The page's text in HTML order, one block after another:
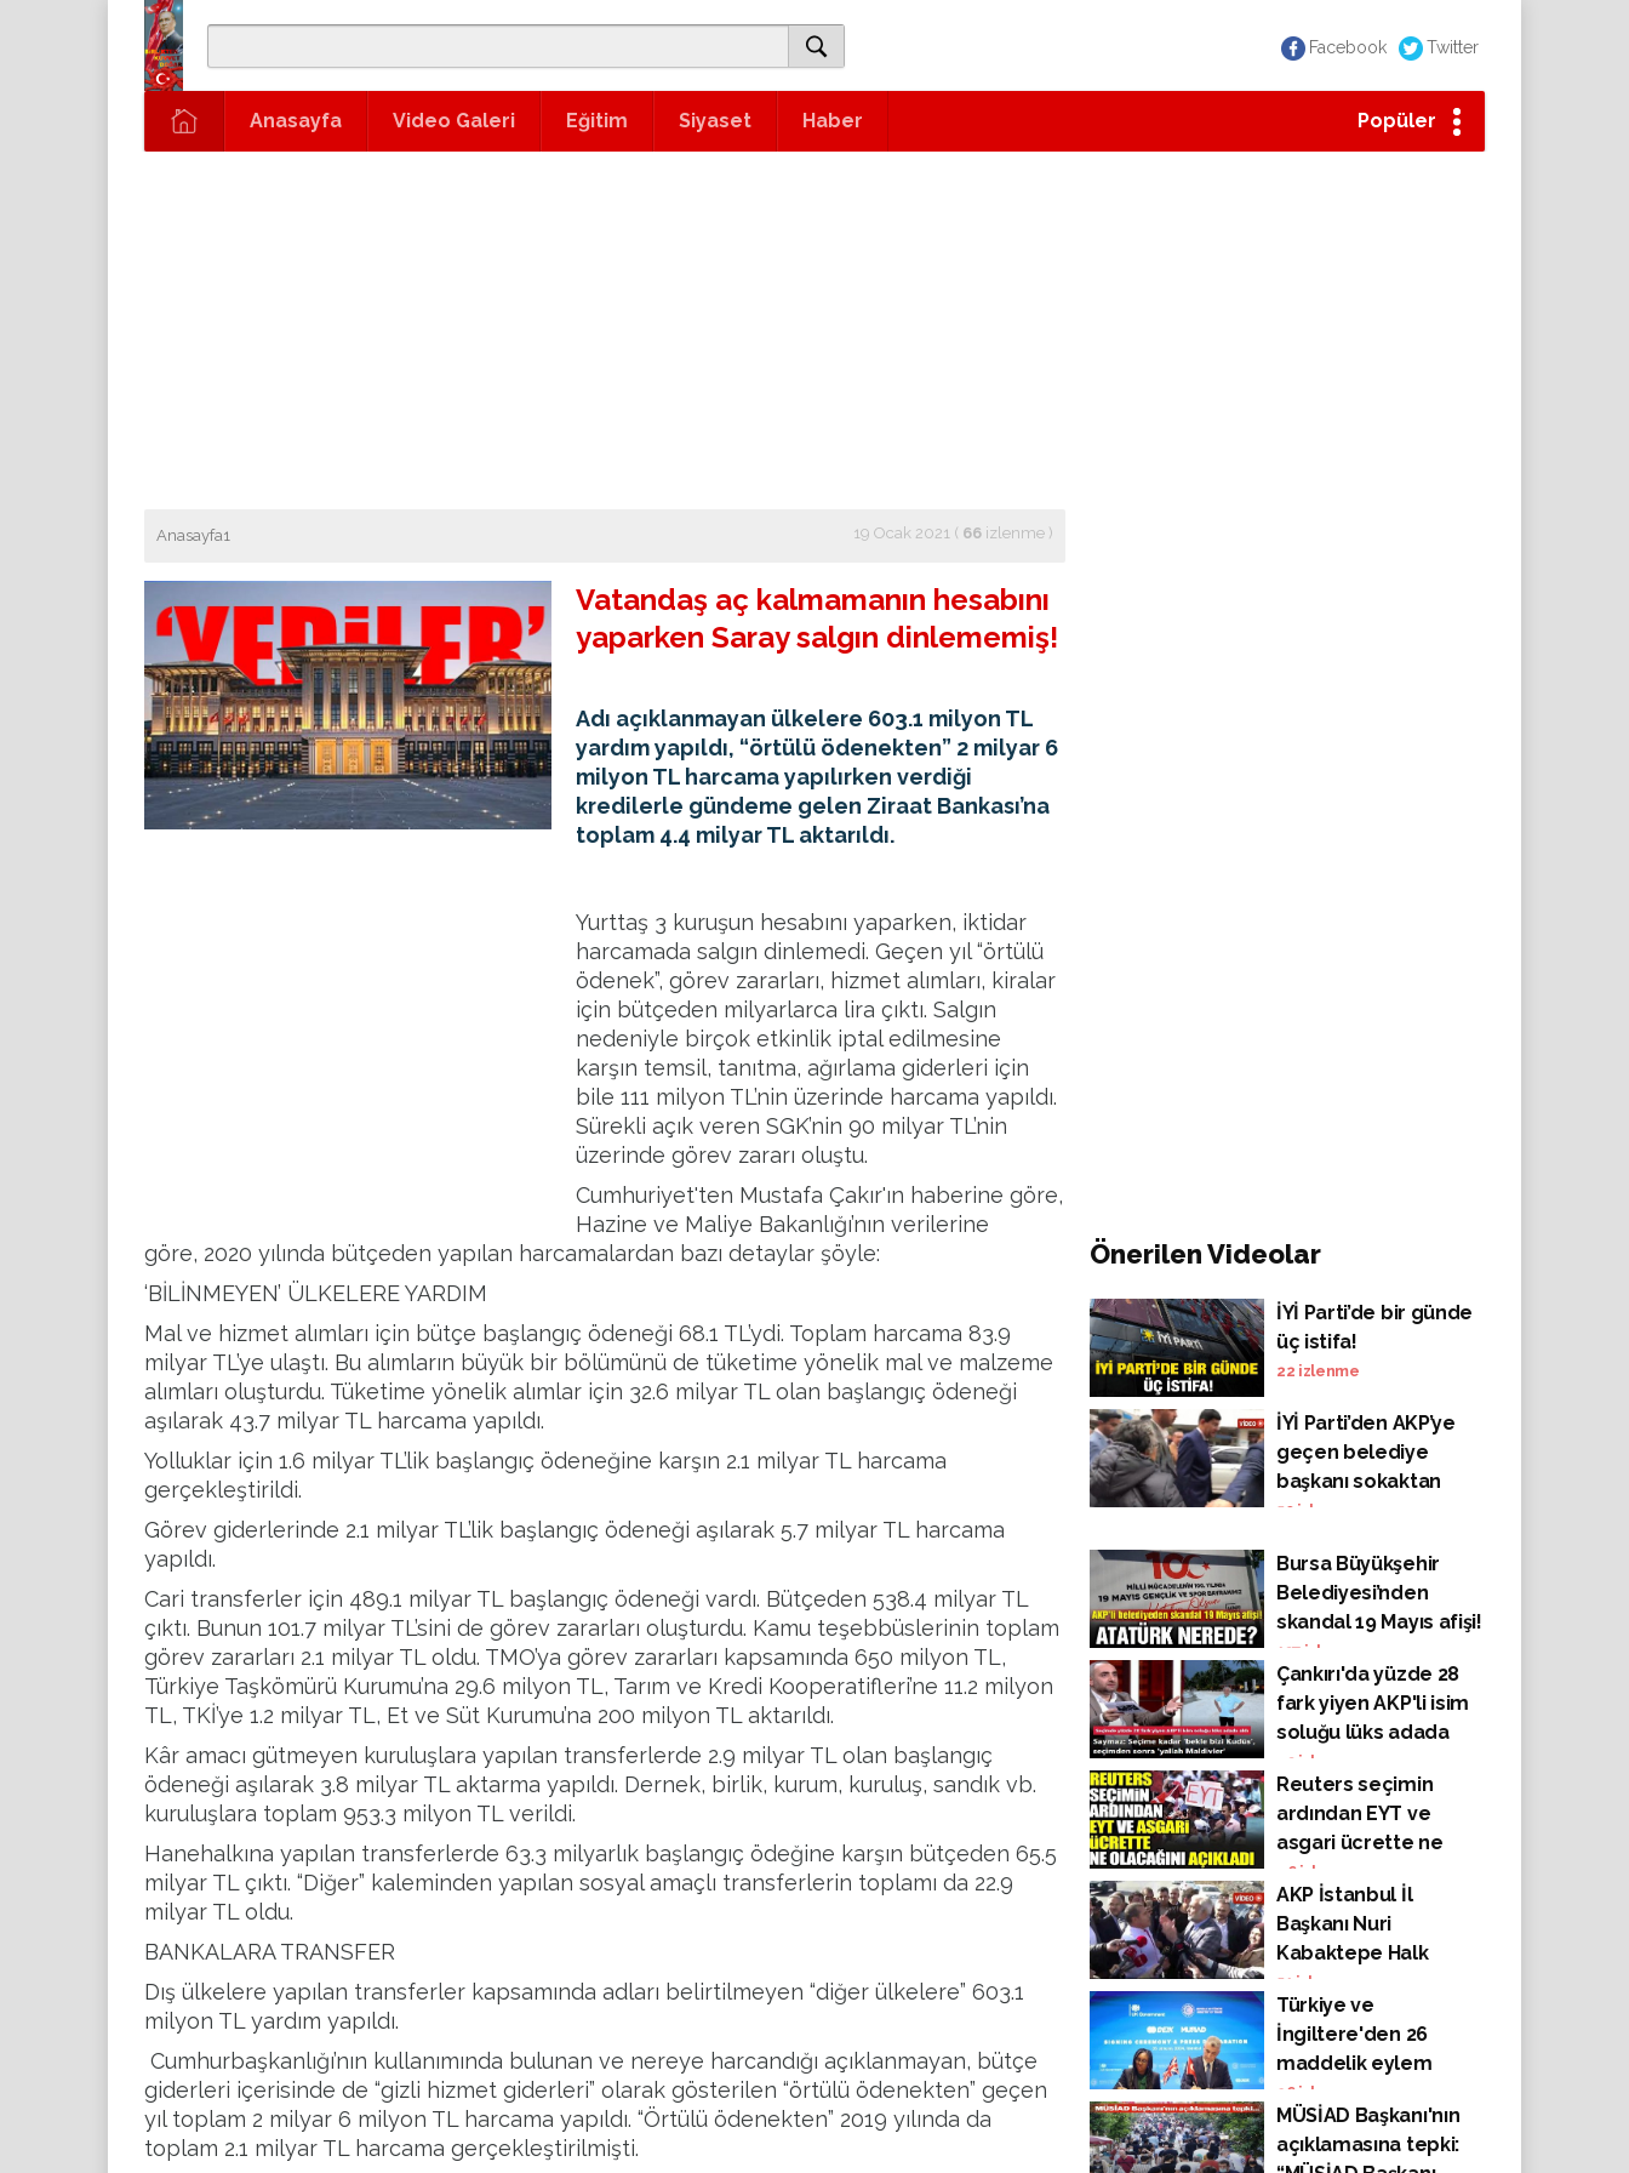
Facebook Twitter
Anasayfa Video Galeri Eğitim Siyaset Haber Popüler
Anasayfa1 19 Ocak 2021 ( 66 izlenme )
Vatandaş aç kalmamanın hesabını
yaparken Saray salgın dinlememiş!
Adı açıklanmayan ülkelere 603.1 milyon TL
yardım yapıldı, “örtülü ödenekten” 2 milyar 6
milyon TL harcama yapılırken verdiği
kredilerle gündeme gelen Ziraat Bankası’na
toplam 4.4 milyar TL aktarıldı.
Yurttaş 3 kuruşun hesabını yaparken, iktidar
harcamada salgın dinlemedi. Geçen yıl “örtülü
ödenek”, görev zararları, hizmet alımları, kiralar
için bütçeden milyarlarca lira çıktı. Salgın
nedeniyle birçok etkinlik iptal edilmesine
karşın temsil, tanıtma, ağırlama giderleri için
bile 111 milyon TL’nin üzerinde harcama yapıldı.
Sürekli açık veren SGK’nin 90 milyar TL’nin
üzerinde görev zararı oluştu.
Cumhuriyet'ten Mustafa Çakır'ın haberine göre,
Hazine ve Maliye Bakanlığı’nın verilerine
göre, 2020 yılında bütçeden yapılan harcamalardan bazı detaylar şöyle:
‘BİLİNMEYEN’ ÜLKELERE YARDIM
Mal ve hizmet alımları için bütçe başlangıç ödeneği 68.1 TL’ydi. Toplam harcama 83.9
milyar TL’ye ulaştı. Bu alımların büyük bir bölümünü de tüketime yönelik mal ve malzeme
alımları oluşturdu. Tüketime yönelik alımlar için 32.6 milyar TL olan başlangıç ödeneği
aşılarak 43.7 milyar TL harcama yapıldı.
Yolluklar için 1.6 milyar TL’lik başlangıç ödeneğine karşın 2.1 milyar TL harcama
gerçekleştirildi.
Görev giderlerinde 2.1 milyar TL’lik başlangıç ödeneği aşılarak 5.7 milyar TL harcama
yapıldı.
Cari transferler için 489.1 milyar TL başlangıç ödeneği vardı. Bütçeden 538.4 milyar TL
çıktı. Bunun 101.7 milyar TL’sini de görev zararları oluşturdu. Kamu teşebbüslerinin toplam
görev zararları 2.1 milyar TL oldu. TMO’ya görev zararları kapsamında 650 milyon TL,
Türkiye Taşkömürü Kurumu’na 29.6 milyon TL, Tarım ve Kredi Kooperatifleri’ne 11.2 milyon
TL, TKİ’ye 1.2 milyar TL, Et ve Süt Kurumu’na 200 milyon TL aktarıldı.
Kâr amacı gütmeyen kuruluşlara yapılan transferlerde 2.9 milyar TL olan başlangıç
ödeneği aşılarak 3.8 milyar TL aktarma yapıldı. Dernek, birlik, kurum, kuruluş, sandık vb.
kuruluşlara toplam 953.3 milyon TL verildi.
Hanehalkına yapılan transferlerde 63.3 milyarlık başlangıç ödeğine karşın bütçeden 65.5
milyar TL çıktı. “Diğer” kaleminden yapılan sosyal amaçlı transferlerin toplamı da 22.9
milyar TL oldu.
BANKALARA TRANSFER
Dış ülkelere yapılan transferler kapsamında adları belirtilmeyen “diğer ülkelere” 603.1
milyon TL yardım yapıldı.
Cumhurbaşkanlığı’nın kullanımında bulunan ve nereye harcandığı açıklanmayan, bütçe
giderleri içerisinde de “gizli hizmet giderleri” olarak gösterilen “örtülü ödenekten” geçen
yıl toplam 2 milyar 6 milyon TL harcama yapıldı. “Örtülü ödenekten” 2019 yılında da
toplam 2.1 milyar TL harcama gerçekleştirilmişti.
Önerilen Videolar
İYİ Parti’de bir günde
üç istifa!
22 izlenme
İYİ Parti’den AKP’ye
geçen belediye
başkanı sokaktan
gelen tepkiye cevap
helal etmiyoruz. Bir
daha sana oy yok.
Kime sordun da
AKP’ye geçtin?'
50 izlenme
Bursa Büyükşehir
Belediyesi’nden
skandal 19 Mayıs afişi!
Atatürk nerede?
137 izlenme
Çankırı'da yüzde 28
fark yiyen AKP'li isim
soluğu lüks adada
aldı: Seçime kadar
'bekle bizi Kudüs',
seçimden sonra
'yallah Maldivler'
43 izlenme
Reuters seçimin
ardından EYT ve
asgari ücrette ne
olacağını açıkladı
46 izlenme
AKP İstanbul İl
Başkanı Nuri
Kabaktepe Halk
Ekmek'te üretim
yapılmadığını iddia
etti, yalanı ortaya
çıkınca tartışma
çıkarıp davet edildiği
fabrikaya girmeden
kaçtı!
51 izlenme
Türkiye ve
İngiltere'den 26
maddelik eylem
planı: Serbest ticaret
anlaşmasının
genişletilmesine
26 izlenme
MÜSİAD Başkanı'nın
açıklamasına tepki: